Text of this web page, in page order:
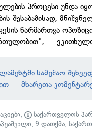
პროცესი უნდა
შესაბამისად,
წარმართვა
—
სამუშაო
— მხარეთა
, საქართველოს
, 9 დათქმა,